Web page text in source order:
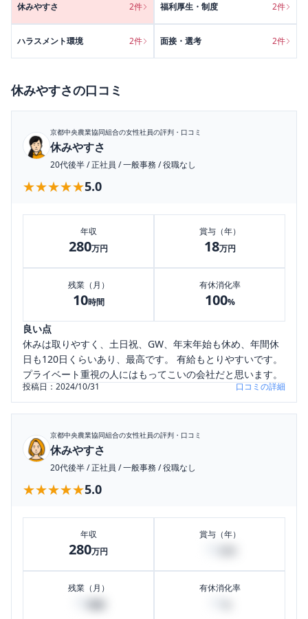
休みやすさ 2件 福利厚生・制度 2件
ハラスメント環境 2件 面接・選考 2件
休みやすさの口コミ
京都中央農業協同組合の女性社員の評判・口コミ
休みやすさ
20代後半/正社員 /一般事務 /役職なし
★★★★★
★★★★★5.0
年収
280万円
賞与（年）
18万円
残業（月）
10時間
有休消化率
100%
良い点
休みは取りやすく、土日祝、GW、年末年始も休め、年間休
日も120日くらいあり、最高です。 有給もとりやすいです。
プライベート重視の人にはもってこいの会社だと思います。
投稿日：2024/10/31 口コミの詳細
京都中央農業協同組合の女性社員の評判・口コミ
休みやすさ
20代後半/正社員 /一般事務 /役職なし
★★★★★
★★★★★5.0
年収
280万円
賞与（年）
残業（月） 有休消化率